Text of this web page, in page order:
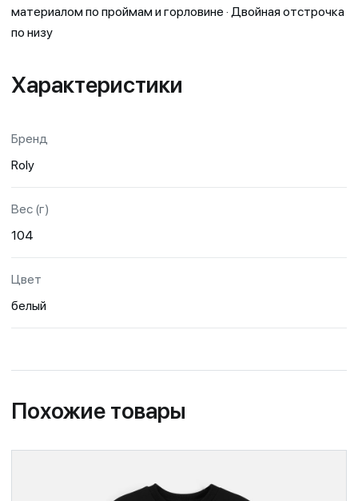
материалом по проймам и горловине · Двойная отстрочка
по низу
Характеристики
Бренд
Roly
Вес (г)
104
Цвет
белый
Похожие товары